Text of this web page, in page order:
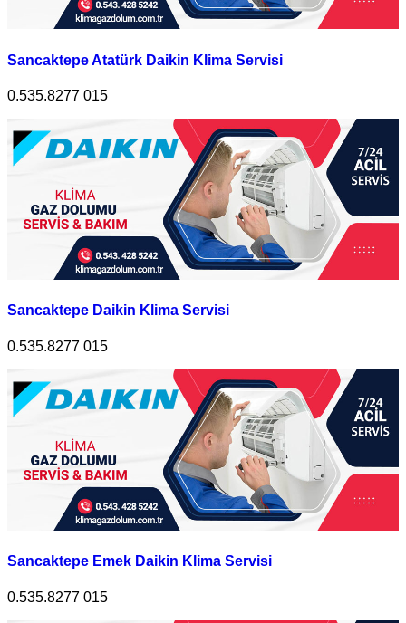
Sancaktepe Atatürk Daikin Klima Servisi
0.535.8277 015
Sancaktepe Daikin Klima Servisi
0.535.8277 015
Sancaktepe Emek Daikin Klima Servisi
0.535.8277 015